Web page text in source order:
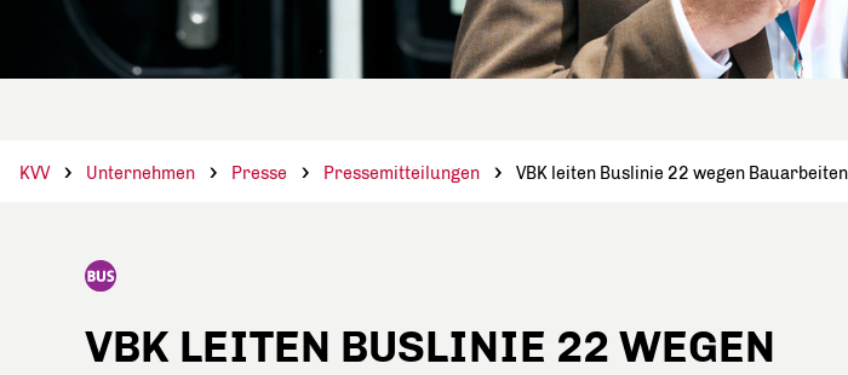
KVV Unternehmen Presse Pressemitteilungen VBK leiten Buslinie 22 wegen
VBK LEITEN BUSLINIE 22 WEGEN